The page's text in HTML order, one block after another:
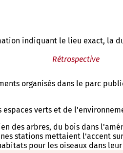
indiquant le lieu exact, la
Rétrospective
organisés dans le parc
verts et de
des arbres, du bois dans
stations mettaient l'accent
pour les oiseaux dans